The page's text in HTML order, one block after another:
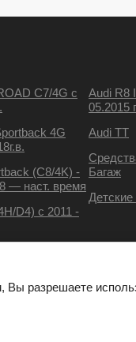
C7/4G с
4G
(C8/4K) -
— наст. время
D4) с 2011 -
Audi R8
05.2015
Audi TT
Багаж
Вы разрешаете